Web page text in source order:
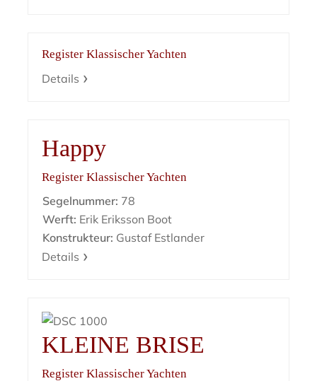
Register Klassischer Yachten
Details
Happy
Register Klassischer Yachten
Segelnummer: 78
Werft: Erik Eriksson Boot
Konstrukteur: Gustaf Estlander
Details
KLEINE BRISE
Register Klassischer Yachten